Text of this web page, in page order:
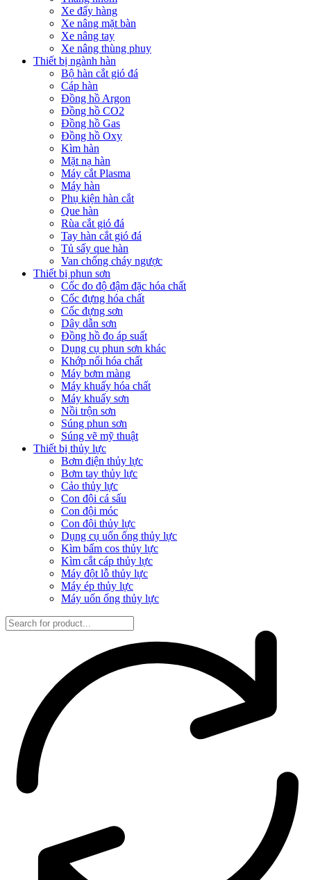
Xe đẩy hàng
Xe nâng mặt bàn
Xe nâng tay
Xe nâng thùng phuy
Thiết bị ngành hàn
Bộ hàn cắt gió đá
Cáp hàn
Đồng hồ Argon
Đồng hồ CO2
Đồng hồ Gas
Đồng hồ Oxy
Kìm hàn
Mặt nạ hàn
Máy cắt Plasma
Máy hàn
Phụ kiện hàn cắt
Que hàn
Rùa cắt gió đá
Tay hàn cắt gió đá
Tủ sấy que hàn
Van chống cháy ngược
Thiết bị phun sơn
Cốc đo độ đậm đặc hóa chất
Cốc đựng hóa chất
Cốc đựng sơn
Dây dẫn sơn
Đồng hồ đo áp suất
Dụng cụ phun sơn khác
Khớp nối hóa chất
Máy bơm màng
Máy khuấy hóa chất
Máy khuấy sơn
Nồi trộn sơn
Súng phun sơn
Súng vẽ mỹ thuật
Thiết bị thủy lực
Bơm điện thủy lực
Bơm tay thủy lực
Cảo thủy lực
Con đội cá sấu
Con đội móc
Con đội thủy lực
Dụng cụ uốn ống thủy lực
Kìm bấm cos thủy lực
Kìm cắt cáp thủy lực
Máy đột lỗ thủy lực
Máy ép thủy lực
Máy uốn ống thủy lực